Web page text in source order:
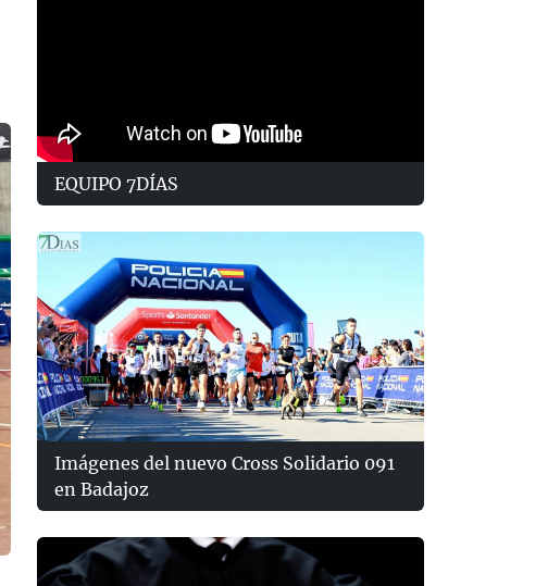
EQUIPO 7DÍAS
Imágenes del nuevo Cross Solidario 091
en Badajoz